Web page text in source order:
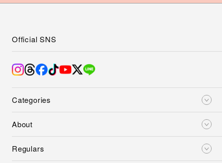
Categories
About
Regulars
Official SNS